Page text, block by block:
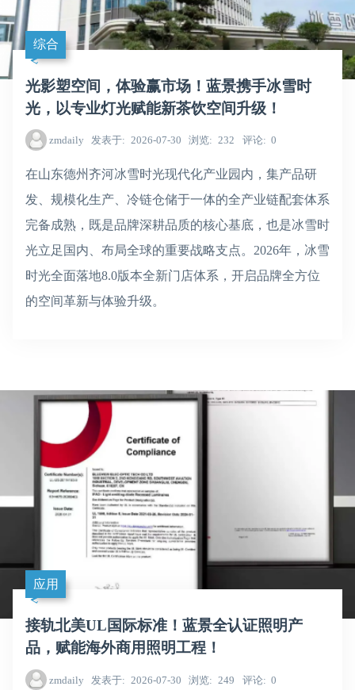
综合
光影塑空间，体验赢市场！蓝景携手冰雪时
光，以专业灯光赋能新茶饮空间升级！
zmdaily 发表于 2026-07-30 浏览 232 评论 0
在山东德州齐河冰雪时光现代化产业园内，集产品研
发、规模化生产、冷链仓储于一体的全产业链配套体系
完备成熟，既是品牌深耕品质的核心基底，也是冰雪时
光立足国内、布局全球的重要战略支点。2026年，冰雪
时光全面落地8.0版本全新门店体系，开启品牌全方位
的空间革新与体验升级。
应用
接轨北美UL国际标准！蓝景全认证照明产
品，赋能海外商用照明工程！
zmdaily 发表于 2026-07-30 浏览 249 评论 0